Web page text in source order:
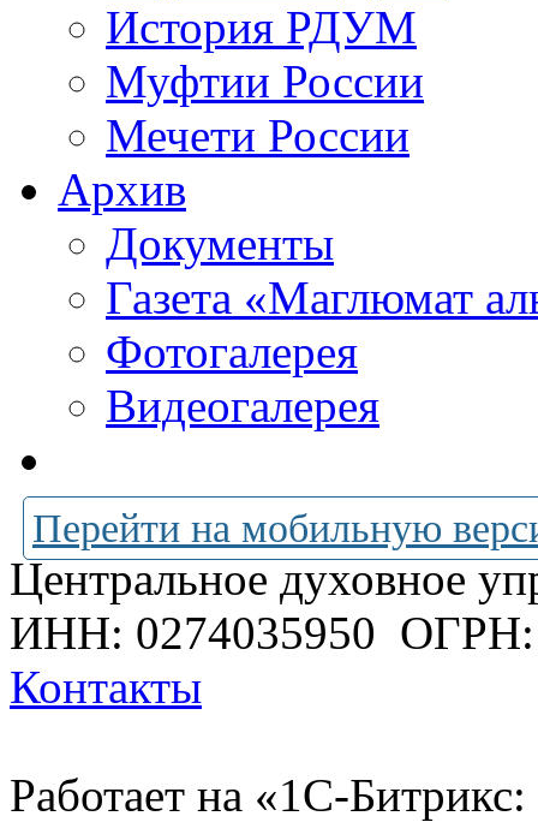
История РДУМ
Муфтии России
Мечети России
Архив
Документы
Газета «Маглюмат
Фотогалерея
Видеогалерея
Перейти на мобильную
Центральное духовное
ИНН: 0274035950 ОГРН:
Контакты
Работает на «1С-